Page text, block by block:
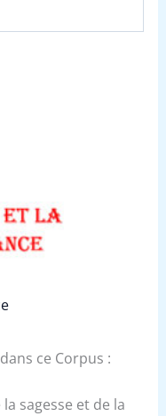
ce Corpus :
sagesse et de la